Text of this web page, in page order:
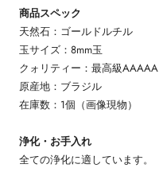
商品スペック
天然石：ゴールドルチル
玉サイズ：8mm玉
クォリティー：最高級AAAAA
原産地：ブラジル
在庫数：1個（画像現物）
浄化・お手入れ
全ての浄化に適しています。